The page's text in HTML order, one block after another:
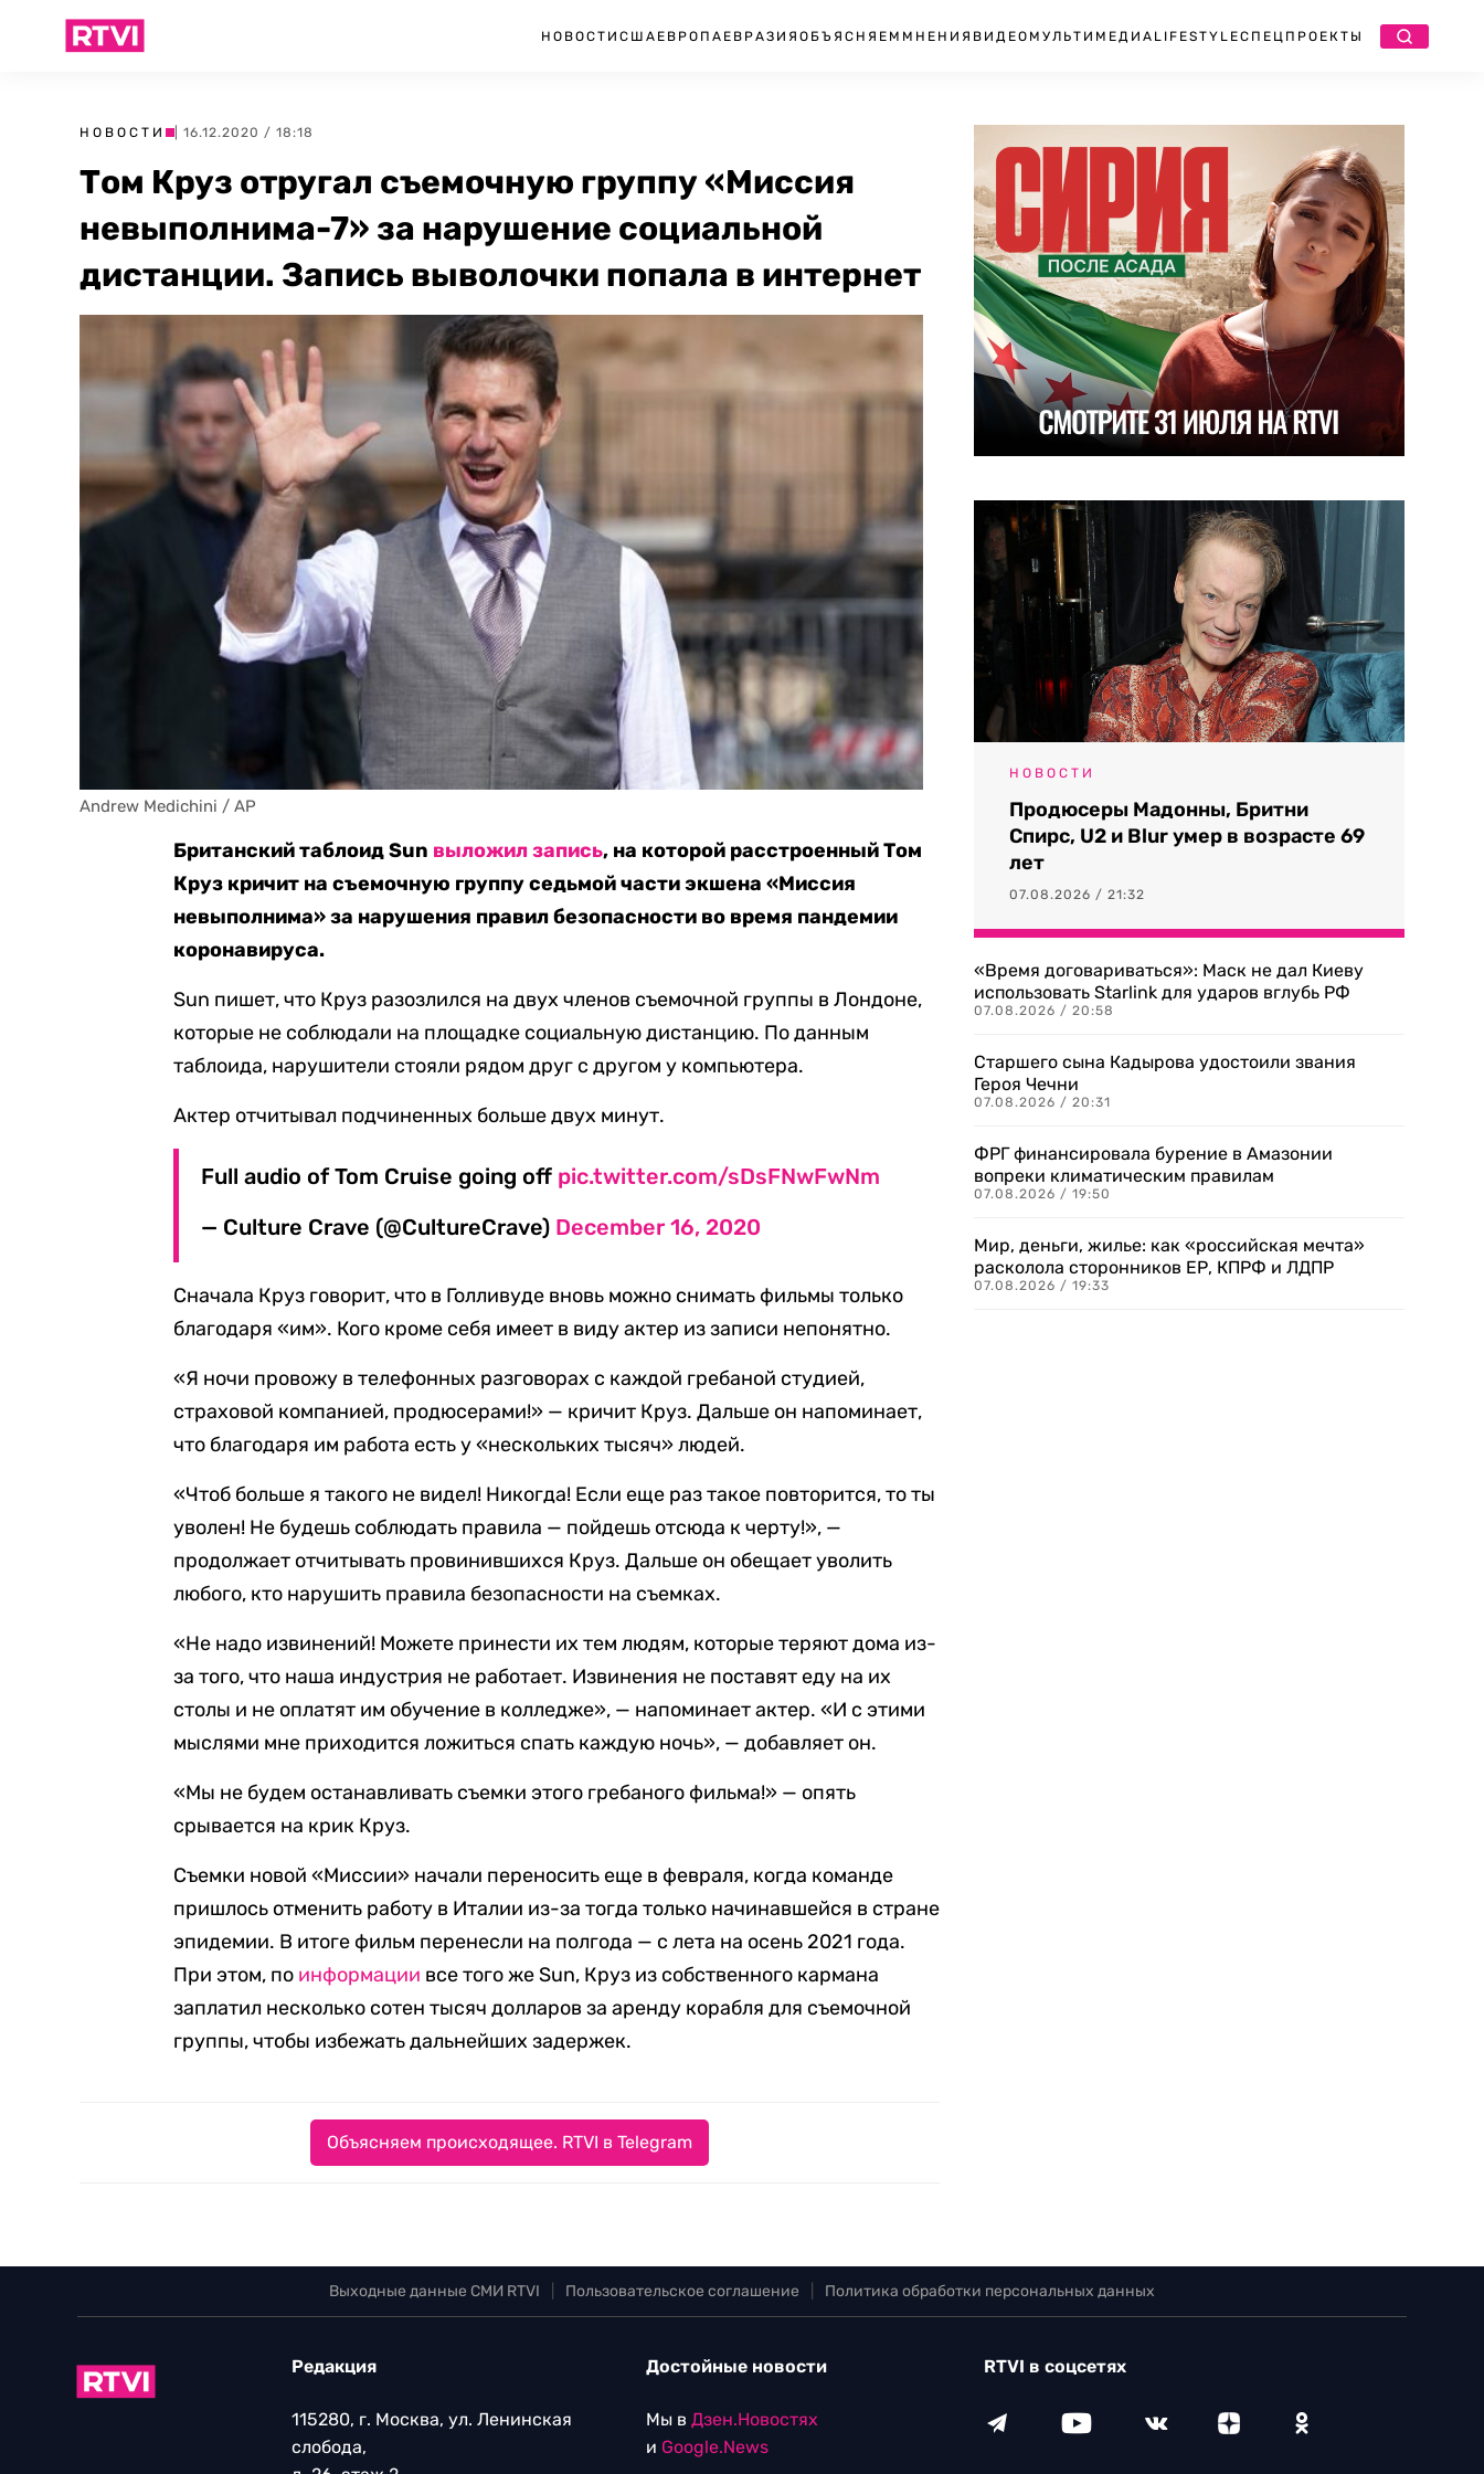
НОВОСТИ США ЕВРОПА ЕВРАЗИЯ ОБЪЯСНЯЕМ МНЕНИЯ ВИДЕО МУЛЬТИМЕДИА LIFESTYLEСПЕЦПРОЕКТЫ
НОВОСТИ | 16.12.2020 / 18:18
Том Круз отругал съемочную группу «Миссия
невыполнима-7» за нарушение социальной
дистанции. Запись выволочки попала в интернет
Andrew Medichini / AP
Британский таблоид Sun выложил запись, на которой расстроенный Том
Круз кричит на съемочную группу седьмой части экшена «Миссия
невыполнима» за нарушения правил безопасности во время пандемии
коронавируса.
Sun пишет, что Круз разозлился на двух членов съемочной группы в Лондоне,
которые не соблюдали на площадке социальную дистанцию. По данным
таблоида, нарушители стояли рядом друг с другом у компьютера.
Актер отчитывал подчиненных больше двух минут.
Full audio of Tom Cruise going off pic.twitter.com/sDsFNwFwNm
— Culture Crave (@CultureCrave) December 16, 2020
Сначала Круз говорит, что в Голливуде вновь можно снимать фильмы только
благодаря «им». Кого кроме себя имеет в виду актер из записи непонятно.
«Я ночи провожу в телефонных разговорах с каждой гребаной студией,
страховой компанией, продюсерами!» — кричит Круз. Дальше он напоминает,
что благодаря им работа есть у «нескольких тысяч» людей.
«Чтоб больше я такого не видел! Никогда! Если еще раз такое повторится, то ты
уволен! Не будешь соблюдать правила — пойдешь отсюда к черту!», —
продолжает отчитывать провинившихся Круз. Дальше он обещает уволить
любого, кто нарушить правила безопасности на съемках.
«Не надо извинений! Можете принести их тем людям, которые теряют дома из-
за того, что наша индустрия не работает. Извинения не поставят еду на их
столы и не оплатят им обучение в колледже», — напоминает актер. «И с этими
мыслями мне приходится ложиться спать каждую ночь», — добавляет он.
«Мы не будем останавливать съемки этого гребаного фильма!» — опять
срывается на крик Круз.
Съемки новой «Миссии» начали переносить еще в февраля, когда команде
пришлось отменить работу в Италии из-за тогда только начинавшейся в стране
эпидемии. В итоге фильм перенесли на полгода — с лета на осень 2021 года.
При этом, по информации все того же Sun, Круз из собственного кармана
заплатил несколько сотен тысяч долларов за аренду корабля для съемочной
группы, чтобы избежать дальнейших задержек.
Объясняем происходящее. RTVI в Telegram
НОВОСТИ
Продюсеры Мадонны, Бритни
Спирс, U2 и Blur умер в возрасте 69
лет
07.08.2026 / 21:32
«Время договариваться»: Маск не дал Киеву
использовать Starlink для ударов вглубь РФ
07.08.2026 / 20:58
Старшего сына Кадырова удостоили звания
Героя Чечни
07.08.2026 / 20:31
ФРГ финансировала бурение в Амазонии
вопреки климатическим правилам
07.08.2026 / 19:50
Мир, деньги, жилье: как «российская мечта»
расколола сторонников ЕР, КПРФ и ЛДПР
07.08.2026 / 19:33
Выходные данные СМИ RTVI Пользовательское соглашение Политика обработки персональных данных
Редакция
115280, г. Москва, ул. Ленинская
слобода,
Достойные новости
Мы в Дзен.Новостях
и Google.News
RTVI в соцсетях